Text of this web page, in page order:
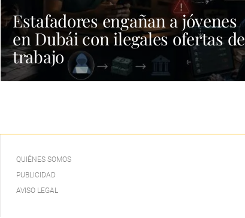
Estafadores engañan a jóvenes
en Dubái con ilegales ofertas de
trabajo
QUIÉNES SOMOS
PUBLICIDAD
AVISO LEGAL